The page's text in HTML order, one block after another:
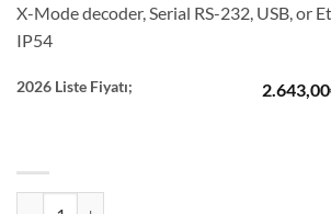
X-Mode decoder, Serial RS-232, USB, or
IP54
2026 Liste Fiyatı; 2.643,00